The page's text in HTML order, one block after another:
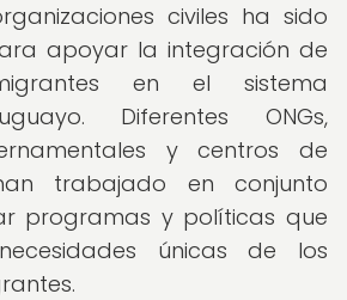
civiles ha sido
apoyar la integración de
en el sistema
Diferentes ONGs,
y centros de
trabajado en conjunto
programas y políticas que
únicas de los